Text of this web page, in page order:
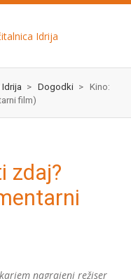
> Dogodki > Kino:
film)
zdaj?
nagrajeni režiser